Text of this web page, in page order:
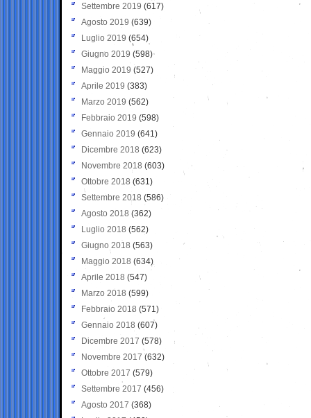
Settembre 2019 (617)
Agosto 2019 (639)
Luglio 2019 (654)
Giugno 2019 (598)
Maggio 2019 (527)
Aprile 2019 (383)
Marzo 2019 (562)
Febbraio 2019 (598)
Gennaio 2019 (641)
Dicembre 2018 (623)
Novembre 2018 (603)
Ottobre 2018 (631)
Settembre 2018 (586)
Agosto 2018 (362)
Luglio 2018 (562)
Giugno 2018 (563)
Maggio 2018 (634)
Aprile 2018 (547)
Marzo 2018 (599)
Febbraio 2018 (571)
Gennaio 2018 (607)
Dicembre 2017 (578)
Novembre 2017 (632)
Ottobre 2017 (579)
Settembre 2017 (456)
Agosto 2017 (368)